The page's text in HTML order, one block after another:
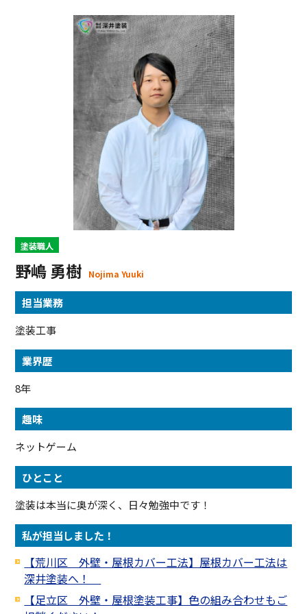
塗装職人
野嶋 勇樹 Nojima Yuuki
担当業務
塗装工事
業界歴
8年
趣味
ネットゲーム
ひとこと
塗装は本当に奥が深く、日々勉強中です！
私が担当しました！
【荒川区 外壁・屋根カバー工法】屋根カバー工法は
深井塗装へ！
【足立区 外壁・屋根塗装工事】色の組み合わせもご